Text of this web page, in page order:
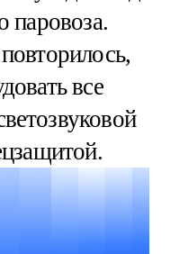
паровоза.
все